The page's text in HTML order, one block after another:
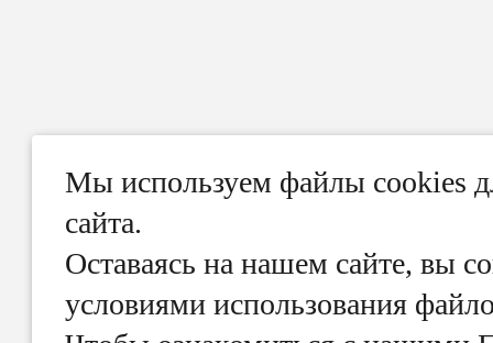
Мы используем файлы cookies
сайта.
Оставаясь на нашем сайте, вы
условиями использования